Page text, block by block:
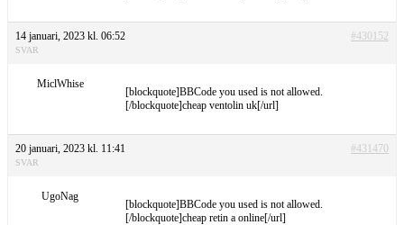
14 januari, 2023 kl. 06:52 #430152
SVAR
MiclWhise
[blockquote]BBCode you used is not allowed.
[/blockquote]cheap ventolin uk[/url]
20 januari, 2023 kl. 11:41 #431470
SVAR
UgoNag
[blockquote]BBCode you used is not allowed.
[/blockquote]cheap retin a online[/url]